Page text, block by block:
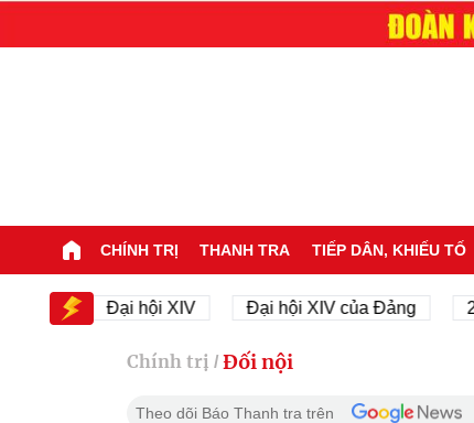
CHÍNH TRỊ THANH TRA TIẾP DÂN, KHIẾU TỐ
Đại hội XIV Đại hội XIV của Đảng 23/11/
Chính trị / Đối nội
Theo dõi Báo Thanh tra trên